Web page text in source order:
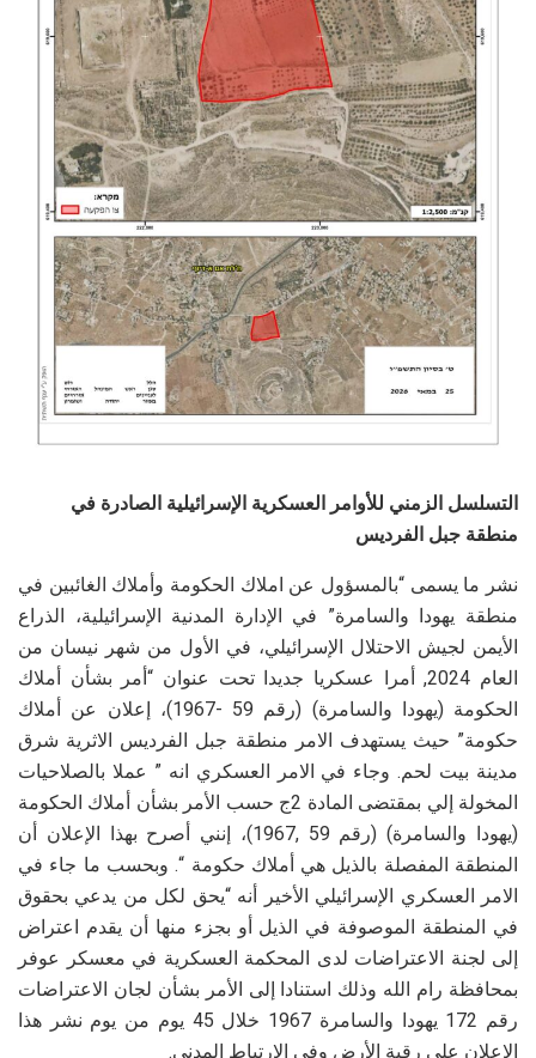
التسلسل الزمني للأوامر العسكرية الإسرائيلية الصادرة في
منطقة جبل الفرديس
نشر ما يسمى “بالمسؤول عن املاك الحكومة وأملاك الغائبين في
منطقة يهودا والسامرة” في الإدارة المدنية الإسرائيلية، الذراع
الأيمن لجيش الاحتلال الإسرائيلي، في الأول من شهر نيسان من
العام 2024, أمرا عسكريا جديدا تحت عنوان “أمر بشأن أملاك
الحكومة (يهودا والسامرة) (رقم 59 -1967)، إعلان عن أملاك
حكومة” حيث يستهدف الامر منطقة جبل الفرديس الاثرية شرق
مدينة بيت لحم. وجاء في الامر العسكري انه ” عملا بالصلاحيات
المخولة إلي بمقتضى المادة 2ج حسب الأمر بشأن أملاك الحكومة
(يهودا والسامرة) (رقم 59 ,1967)، إنني أصرح بهذا الإعلان أن
المنطقة المفصلة بالذيل هي أملاك حكومة “. وبحسب ما جاء في
الامر العسكري الإسرائيلي الأخير أنه “يحق لكل من يدعي بحقوق
في المنطقة الموصوفة في الذيل أو بجزء منها أن يقدم اعتراض
إلى لجنة الاعتراضات لدى المحكمة العسكرية في معسكر عوفر
بمحافظة رام الله وذلك استنادا إلى الأمر بشأن لجان الاعتراضات
رقم 172 يهودا والسامرة 1967 خلال 45 يوم من يوم نشر هذا
الاعلان على رقبة الأرض وفي الارتباط المدني.